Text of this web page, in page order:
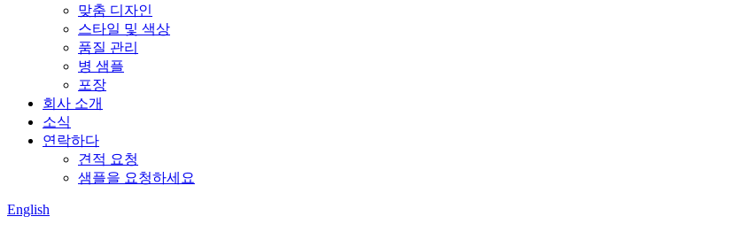
맞춤 디자인
스타일 및 색상
품질 관리
병 샘플
포장
회사 소개
소식
연락하다
견적 요청
샘플을 요청하세요
English